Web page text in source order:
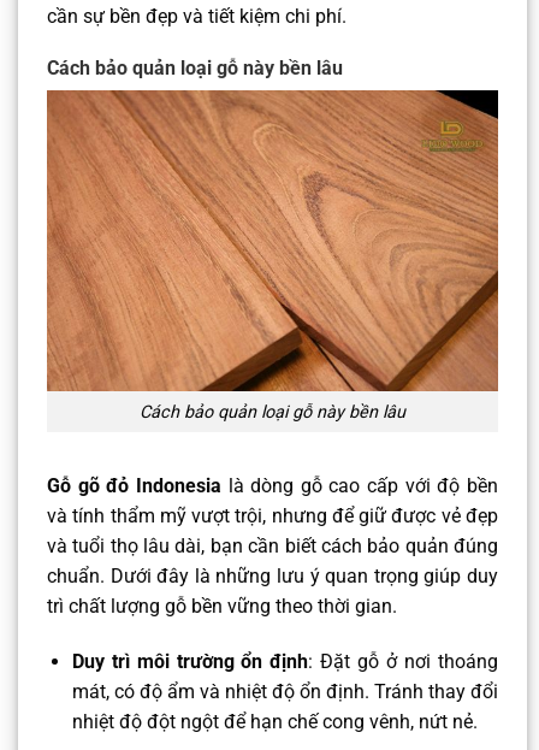
cần sự bền đẹp và tiết kiệm chi phí.
Cách bảo quản loại gỗ này bền lâu
Cách bảo quản loại gỗ này bền lâu
Gỗ gõ đỏ Indonesia là dòng gỗ cao cấp với độ bền
và tính thẩm mỹ vượt trội, nhưng để giữ được vẻ đẹp
và tuổi thọ lâu dài, bạn cần biết cách bảo quản đúng
chuẩn. Dưới đây là những lưu ý quan trọng giúp duy
trì chất lượng gỗ bền vững theo thời gian.
Duy trì môi trường ổn định: Đặt gỗ ở nơi thoáng
mát, có độ ẩm và nhiệt độ ổn định. Tránh thay đổi
nhiệt độ đột ngột để hạn chế cong vênh, nứt nẻ.